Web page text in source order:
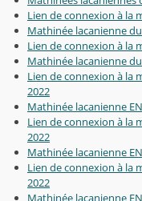
Lien de connexion à la
Mathinée lacanienne
Lien de connexion à la
Mathinée lacanienne
Lien de connexion à la
2022
Mathinée lacanienne
Lien de connexion à la
2022
Mathinée lacanienne
Lien de connexion à la
2022
Mathinée lacanienne